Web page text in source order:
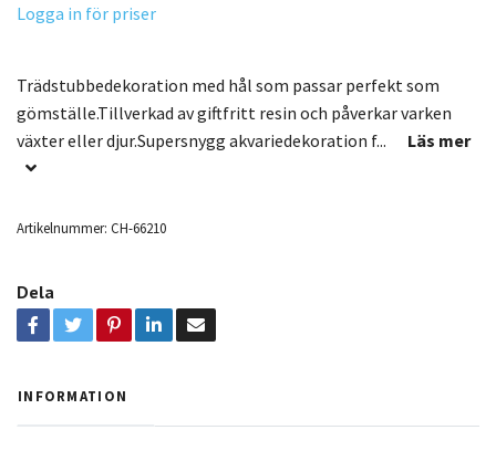
Logga in för priser
Trädstubbedekoration med hål som passar perfekt som
gömställe.Tillverkad av giftfritt resin och påverkar varken
växter eller djur.Supersnygg akvariedekoration f...
Läs mer
Artikelnummer: CH-66210
Dela
INFORMATION